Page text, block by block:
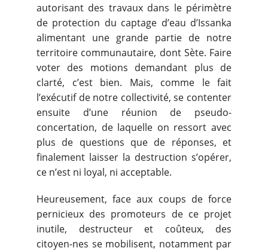
autorisant des travaux dans le périmètre
de protection du captage d’eau d’Issanka
alimentant une grande partie de notre
territoire communautaire, dont Sète. Faire
voter des motions demandant plus de
clarté, c’est bien. Mais, comme le fait
l’exécutif de notre collectivité, se contenter
ensuite d’une réunion de pseudo-
concertation, de laquelle on ressort avec
plus de questions que de réponses, et
finalement laisser la destruction s’opérer,
ce n’est ni loyal, ni acceptable.
Heureusement, face aux coups de force
pernicieux des promoteurs de ce projet
inutile, destructeur et coûteux, des
citoyen-nes se mobilisent, notamment par